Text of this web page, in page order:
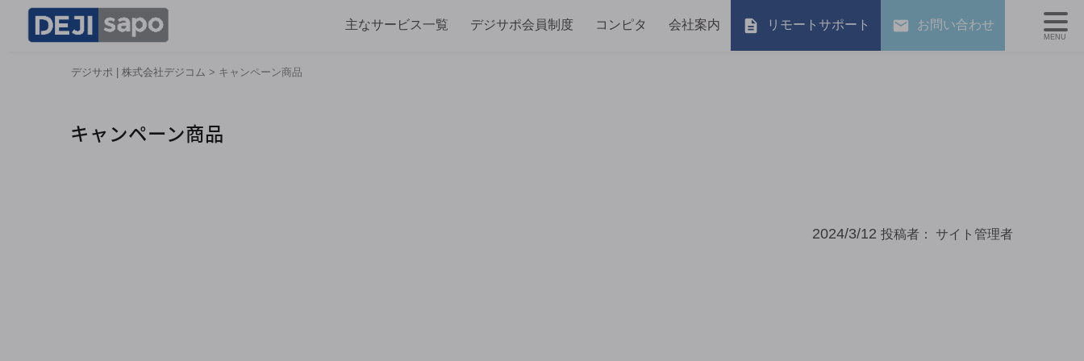
主なサービス一覧 デジサポ会員制度 コンピタ 会社案内 リモートサポート お問い合わせ
デジサポ | 株式会社デジコム > キャンペーン商品
キャンペーン商品
2024/3/12 投稿者： サイト管理者
MENU